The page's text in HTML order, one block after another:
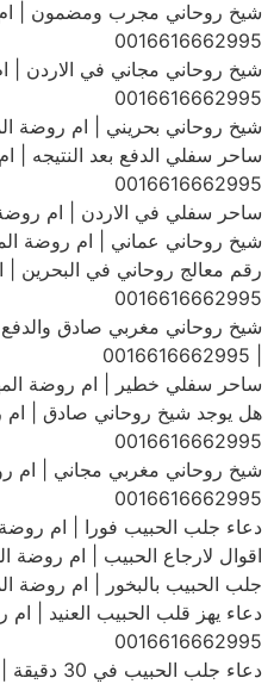
شيخ روحاني مجرب ومضمون | ام
0016616662995
شيخ روحاني مجاني في الاردن |
0016616662995
شيخ روحاني بحريني | ام روضة المهيري |
ساحر سفلي الدفع بعد النتيجه |
0016616662995
ساحر سفلي في الاردن | ام روضة المهيري |
شيخ روحاني عماني | ام روضة المهيري |
رقم معالج روحاني في البحرين |
0016616662995
شيخ روحاني مغربي صادق والدفع
ساحر سفلي خطير | ام روضة المهيري |
هل يوجد شيخ روحاني صادق | ام
0016616662995
شيخ روحاني مغربي مجاني | ام
0016616662995
دعاء جلب الحبيب فورا | ام روضة المهيري |
اقوال لارجاع الحبيب | ام روضة المهيري |
جلب الحبيب بالبخور | ام روضة المهيري |
دعاء يهز قلب الحبيب العنيد | ام
0016616662995
دعاء جلب